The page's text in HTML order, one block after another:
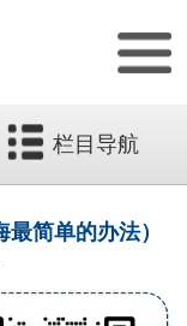
栏目导航
简单的办法）